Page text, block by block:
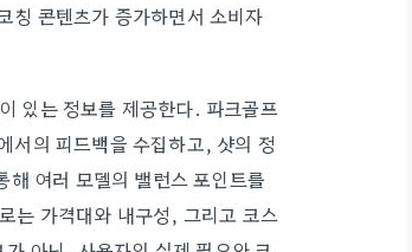
칭 콘텐츠가 증가하면서 소비자
있는 정보를 제공한다. 파크골프
서의 피드백을 수집하고, 샷의 정
여러 모델의 밸런스 포인트를
는 가격대와 내구성, 그리고 코스